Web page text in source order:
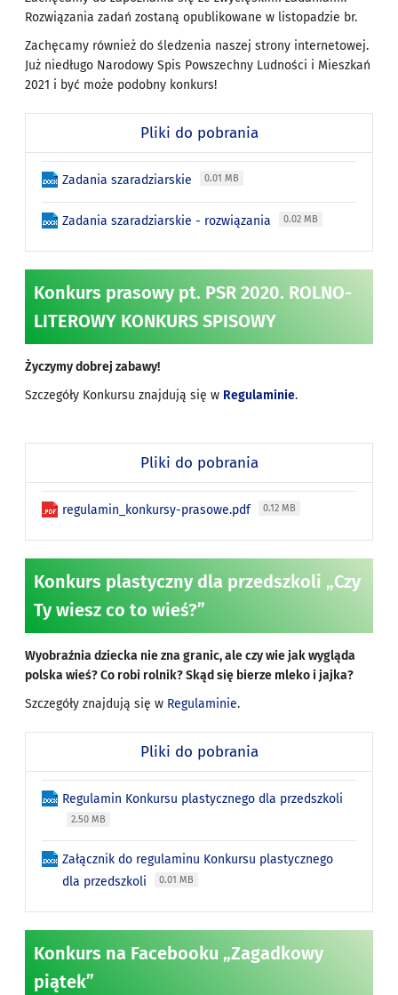
Rozwiązania zadań zostaną opublikowane w listopadzie br.
Zachęcamy również do śledzenia naszej strony internetowej.
Już niedługo Narodowy Spis Powszechny Ludności i Mieszkań
2021 i być może podobny konkurs!
Pliki do pobrania
Zadania szaradziarskie 0.01 MB
Zadania szaradziarskie - rozwiązania 0.02 MB
Konkurs prasowy pt. PSR 2020. ROLNO-
LITEROWY KONKURS SPISOWY
Życzymy dobrej zabawy!
Szczegóły Konkursu znajdują się w Regulaminie.
Pliki do pobrania
regulamin_konkursy-prasowe.pdf 0.12 MB
Konkurs plastyczny dla przedszkoli „Czy
Ty wiesz co to wieś?”
Wyobraźnia dziecka nie zna granic, ale czy wie jak wygląda
polska wieś? Co robi rolnik? Skąd się bierze mleko i jajka?
Szczegóły znajdują się w Regulaminie.
Pliki do pobrania
Regulamin Konkursu plastycznego dla przedszkoli
2.50 MB
Załącznik do regulaminu Konkursu plastycznego
dla przedszkoli
0.01 MB
Konkurs na Facebooku „Zagadkowy
piątek”